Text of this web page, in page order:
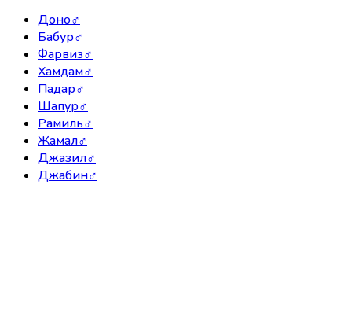
Доно♂
Бабур♂
Фарвиз♂
Хамдам♂
Падар♂
Шапур♂
Рамиль♂
Жамал♂
Джазил♂
Джабин♂